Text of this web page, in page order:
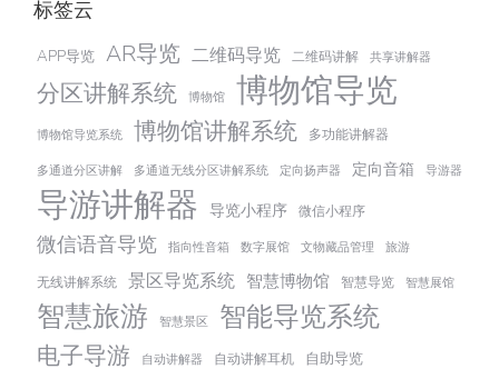
标签云
APP导览 AR导览 二维码导览 二维码讲解 共享讲解器
分区讲解系统 博物馆 博物馆导览
博物馆导览系统 博物馆讲解系统 多功能讲解器
多通道分区讲解 多通道无线分区讲解系统 定向扬声器 定向音箱 导游器
导游讲解器 导览小程序 微信小程序
微信语音导览 指向性音箱 数字展馆 文物藏品管理 旅游
无线讲解系统 景区导览系统 智慧博物馆 智慧导览 智慧展馆
智慧旅游 智慧景区 智能导览系统
电子导游 自动讲解器 自动讲解耳机 自助导览